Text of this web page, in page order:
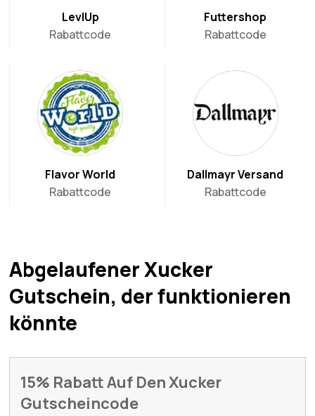
LevlUp
Rabattcode
Futtershop
Rabattcode
Flavor World
Rabattcode
Dallmayr Versand
Rabattcode
Abgelaufener Xucker
Gutschein, der funktionieren
könnte
15% Rabatt Auf Den Xucker
Gutscheincode